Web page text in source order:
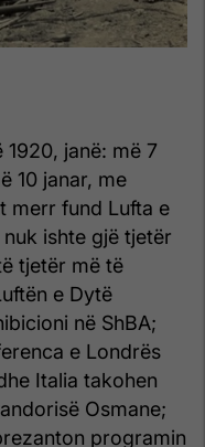
janë: më 7
10 janar, me
merr fund Lufta e
ishte gjë tjetër
tjetër më të
e Dytë
në ShBA;
e Londrës
Italia takohen
Osmane;
programin